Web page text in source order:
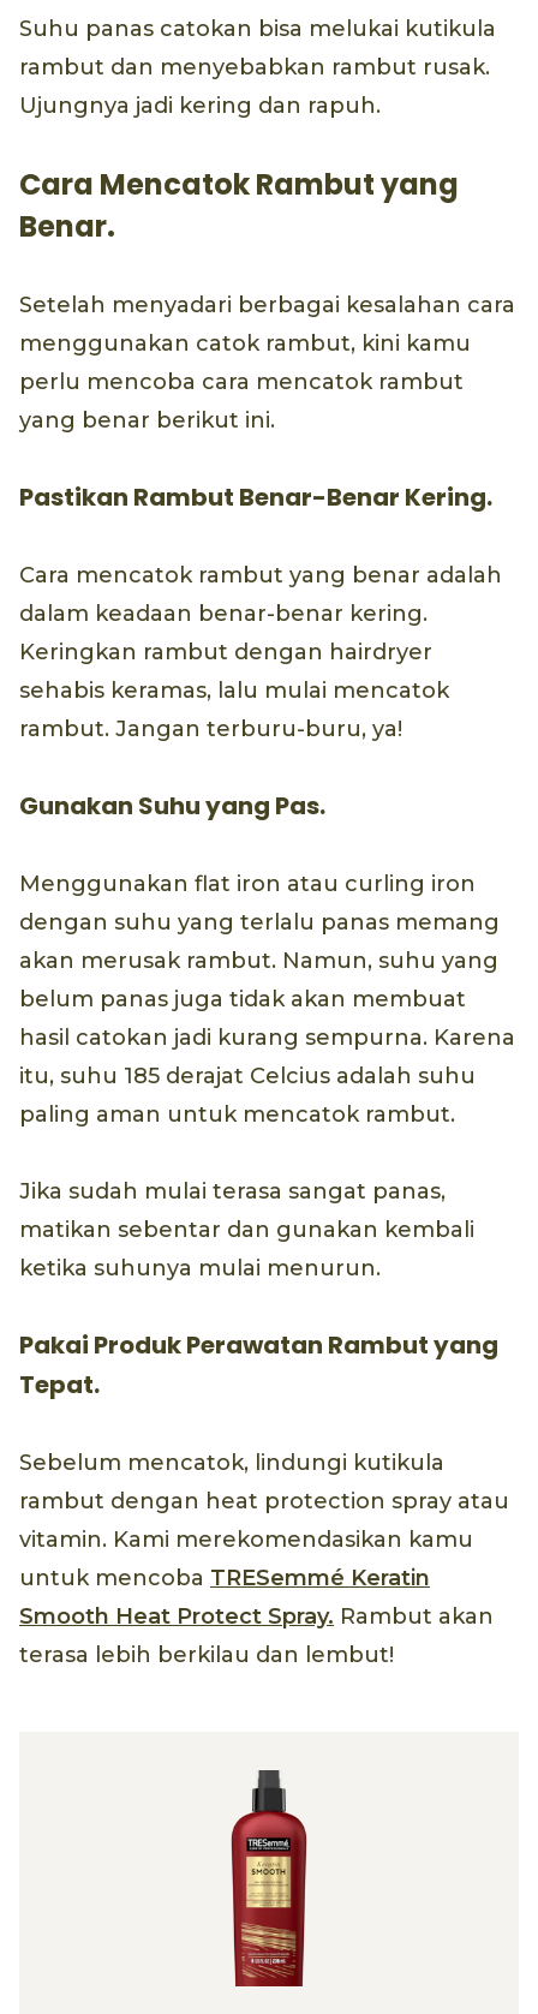
Suhu panas catokan bisa melukai kutikula
rambut dan menyebabkan rambut rusak.
Ujungnya jadi kering dan rapuh.
Cara Mencatok Rambut yang
Benar.
Setelah menyadari berbagai kesalahan cara
menggunakan catok rambut, kini kamu
perlu mencoba cara mencatok rambut
yang benar berikut ini.
Pastikan Rambut Benar-Benar Kering.
Cara mencatok rambut yang benar adalah
dalam keadaan benar-benar kering.
Keringkan rambut dengan hairdryer
sehabis keramas, lalu mulai mencatok
rambut. Jangan terburu-buru, ya!
Gunakan Suhu yang Pas.
Menggunakan flat iron atau curling iron
dengan suhu yang terlalu panas memang
akan merusak rambut. Namun, suhu yang
belum panas juga tidak akan membuat
hasil catokan jadi kurang sempurna. Karena
itu, suhu 185 derajat Celcius adalah suhu
paling aman untuk mencatok rambut.
Jika sudah mulai terasa sangat panas,
matikan sebentar dan gunakan kembali
ketika suhunya mulai menurun.
Pakai Produk Perawatan Rambut yang
Tepat.
Sebelum mencatok, lindungi kutikula
rambut dengan heat protection spray atau
vitamin. Kami merekomendasikan kamu
untuk mencoba TRESemmé Keratin
Smooth Heat Protect Spray. Rambut akan
terasa lebih berkilau dan lembut!